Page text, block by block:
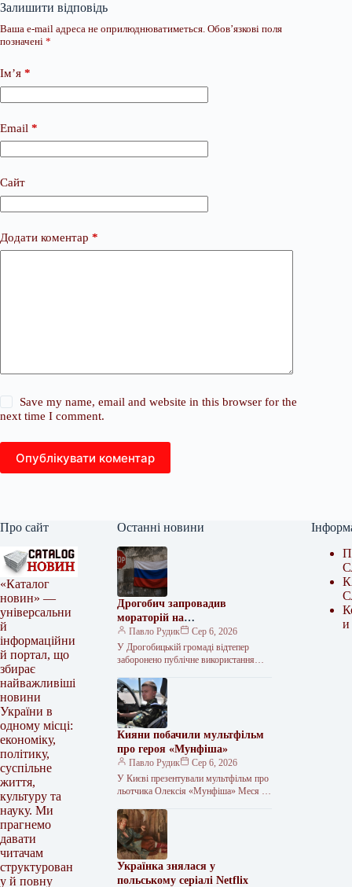
Залишити відповідь
Ваша e-mail адреса не оприлюднюватиметься. Обов’язкові поля
позначені *
Ім’я *
Email *
Сайт
Додати коментар *
Save my name, email and website in this browser for the
next time I comment.
Опублікувати коментар
Про сайт
«Каталог
новин» —
універсальни
й
інформаційни
й портал, що
збирає
найважливіші
новини
України в
одному місці:
економіку,
політику,
суспільне
життя,
культуру та
науку. Ми
прагнемо
давати
читачам
структурован
у й повну
Останні новини
Дрогобич запровадив
мораторій на
російськомовний культурний
продукт
Павло Рудик
Сер 6, 2026
У Дрогобицькій громаді відтепер
заборонено публічне використання
продукту. Таке рішення одноголосно
ухвалила міська рада у четвер, 6
серпня.…
Кияни побачили мультфільм
про героя «Мунфіша»
Павло Рудик
Сер 6, 2026
У Києві презентували мультфільм про
льотчика Олексія «Мунфіша» Меся У
першого мультфільму з серії «Книга-
мандрівка. Герої»,…
Українка знялася у
польському серіалі Netflix
и